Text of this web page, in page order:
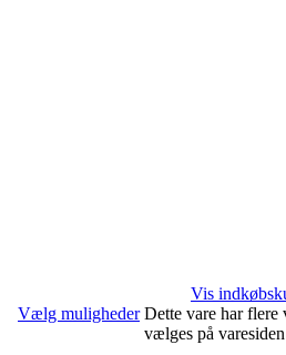
Vis
Vælg muligheder Dette vare har flere
vælges på varesiden